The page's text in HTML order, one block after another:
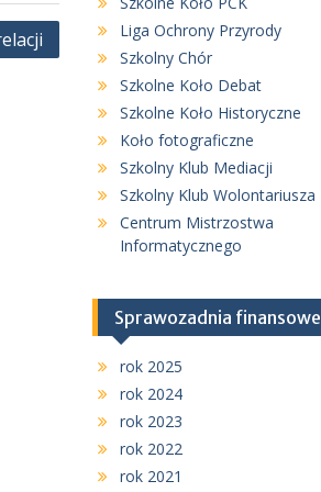
Liga Ochrony Przyrody
Szkolny Chór
Szkolne Koło Debat
Szkolne Koło Historyczne
Koło fotograficzne
Szkolny Klub Mediacji
Szkolny Klub Wolontariusza
Centrum Mistrzostwa
Informatycznego
Sprawozadnia finansowe
rok 2025
rok 2024
rok 2023
rok 2022
rok 2021